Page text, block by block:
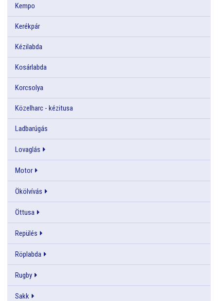
Kempo
Kerékpár
Kézilabda
Kosárlabda
Korcsolya
Közelharc - kézitusa
Ladbarúgás
Lovaglás
Motor
Ökölvívás
Öttusa
Repülés
Röplabda
Rugby
Sakk